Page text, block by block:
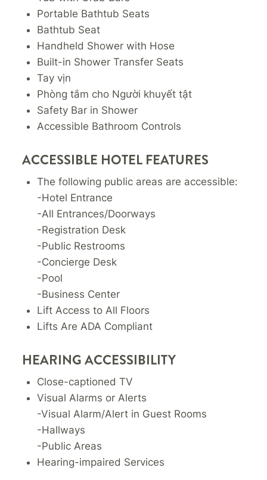
Portable Bathtub Seats
Bathtub Seat
Handheld Shower with Hose
Built-in Shower Transfer Seats
Tay vịn
Phòng tắm cho Người khuyết tật
Safety Bar in Shower
Accessible Bathroom Controls
ACCESSIBLE HOTEL FEATURES
The following public areas are accessible:
-Hotel Entrance
-All Entrances/Doorways
-Registration Desk
-Public Restrooms
-Concierge Desk
-Pool
-Business Center
Lift Access to All Floors
Lifts Are ADA Compliant
HEARING ACCESSIBILITY
Close-captioned TV
Visual Alarms or Alerts
-Visual Alarm/Alert in Guest Rooms
-Hallways
-Public Areas
Hearing-impaired Services